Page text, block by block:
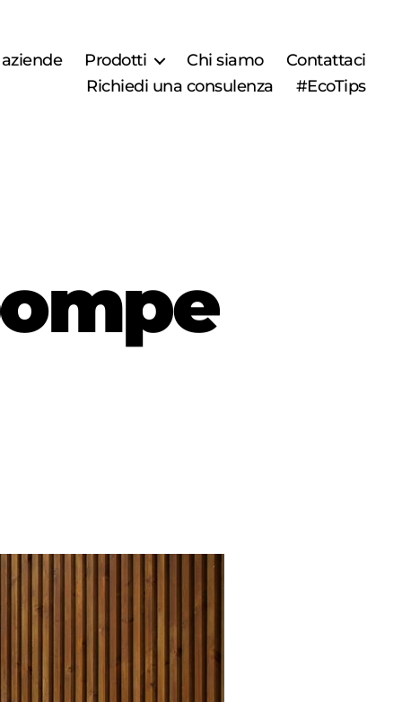
Prodotti Chi siamo
Contattaci
Richiedi una consulenza
#EcoTips